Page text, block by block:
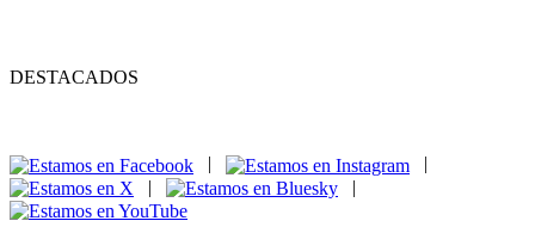
DESTACADOS
|
|